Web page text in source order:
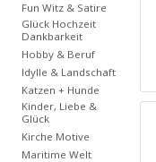
Fun Witz & Satire
Glück Hochzeit
Dankbarkeit
Hobby & Beruf
Idylle & Landschaft
Katzen + Hunde
Kinder, Liebe &
Glück
Kirche Motive
Maritime Welt